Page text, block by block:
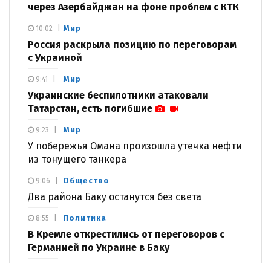
через Азербайджан на фоне проблем с КТК
Мир
Россия раскрыла позицию по переговорам
с Украиной
10:02
Мир
Украинские беспилотники атаковали
Татарстан, есть погибшие
9:41
Мир
У побережья Омана произошла утечка нефти
из тонущего танкера
9:23
Общество
Два района Баку останутся без света
9:06
Политика
В Кремле открестились от переговоров с
Германией по Украине в Баку
8:55